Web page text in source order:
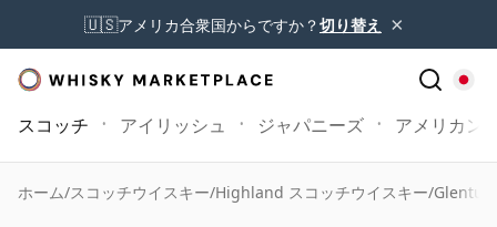
🇺🇸アメリカ合衆国からですか？切り替え ×
スコッチ アイリッシュ ジャパニーズ アメリカン
ホーム/スコッチウイスキー/Highland スコッチウイスキー/